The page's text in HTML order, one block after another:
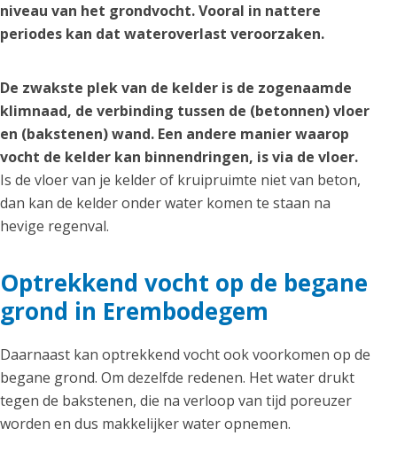
niveau van het grondvocht. Vooral in nattere
periodes kan dat wateroverlast veroorzaken.
De zwakste plek van de kelder is de zogenaamde
klimnaad, de verbinding tussen de (betonnen) vloer
en (bakstenen) wand. Een andere manier waarop
vocht de kelder kan binnendringen, is via de vloer.
Is de vloer van je kelder of kruipruimte niet van beton,
dan kan de kelder onder water komen te staan na
hevige regenval.
Optrekkend vocht op de begane
grond in Erembodegem
Daarnaast kan optrekkend vocht ook voorkomen op de
begane grond. Om dezelfde redenen. Het water drukt
tegen de bakstenen, die na verloop van tijd poreuzer
worden en dus makkelijker water opnemen.